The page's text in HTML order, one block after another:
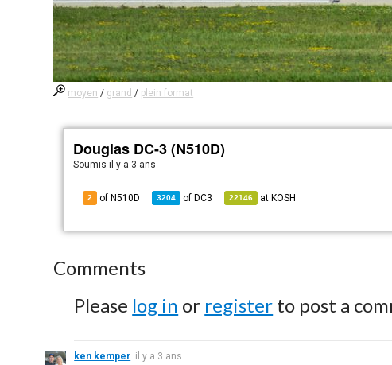
moyen / grand / plein format
Douglas DC-3 (N510D)
Soumisil y a 3 ans
2 of N510D 3204 of DC3 22146 at KOSH
Comments
Please log in or register to post a
ken kemper il y a 3 ans